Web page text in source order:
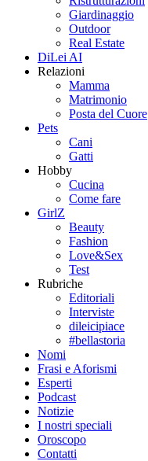
Giardinaggio
Outdoor
Real Estate
DiLei AI
Relazioni
Mamma
Matrimonio
Posta del Cuore
Pets
Cani
Gatti
Hobby
Cucina
Come fare
GirlZ
Beauty
Fashion
Love&Sex
Test
Rubriche
Editoriali
Interviste
dileicipiace
#bellastoria
Nomi
Frasi e Aforismi
Esperti
Podcast
Notizie
I nostri speciali
Oroscopo
Contatti